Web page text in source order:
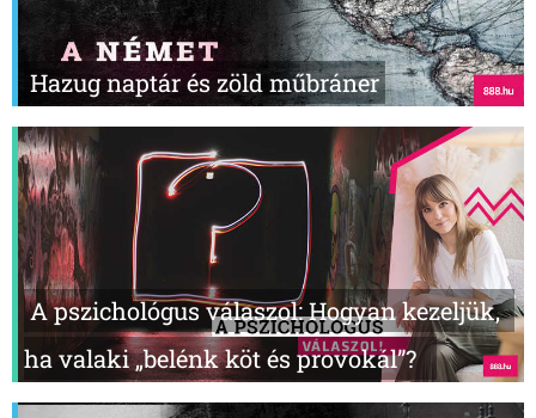
Hazug naptár és zöld műbráner
A pszichológus válaszol: Hogyan kezeljük,
ha valaki „belénk köt és provokál”?